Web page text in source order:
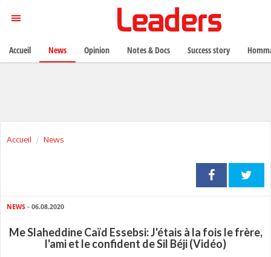
Accueil News
NEWS - 06.08.2020
Me Slaheddine Caïd Essebsi: J'étais à la fois le frère,
l'ami et le confident de Sil Béji (Vidéo)
Accueil News Opinion Notes & Docs Success story